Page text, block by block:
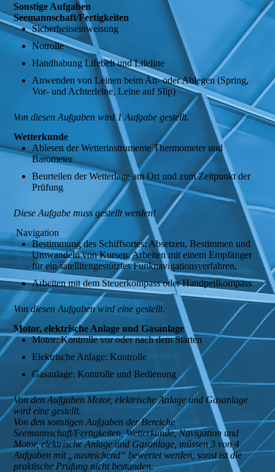
Sonstige Aufgaben
Seemannschaft/Fertigkeiten
Sicherheitseinweisung
Notrolle
Handhabung Lifebelt und Lifeline
Anwenden von Leinen beim An- oder Ablegen (Spring,
Vor- und Achterleine, Leine auf Slip)
Von diesen Aufgaben wird 1 Aufgabe gestellt.
Wetterkunde
Ablesen der Wetterinstrumente Thermometer und
Barometer
Beurteilen der Wetterlage am Ort und zum Zeitpunkt der
Prüfung
Diese Aufgabe muss gestellt werden!
Navigation
Bestimmung des Schiffsortes; Absetzen, Bestimmen und
Umwandeln von Kursen, Arbeiten mit einem Empfänger
für ein satellitengestütztes Funknavigationsverfahren,
Arbeiten mit dem Steuerkompass oder Handpeilkompass
Von diesen Aufgaben wird eine gestellt.
Motor, elektrische Anlage und Gasanlage
Motor: Kontrolle vor oder nach dem Starten
Elektrische Anlage: Kontrolle
Gasanlage: Kontrolle und Bedienung
Von den Aufgaben Motor, elektrische Anlage und Gasanlage
wird eine gestellt.
Von den sonstigen Aufgaben der Bereiche
Seemannschaft/Fertigkeiten, Wetterkunde, Navigation und
Motor, elektrische Anlage und Gasanlage, müssen 3 von 4
Aufgaben mit „ausreichend“ bewertet werden, sonst ist die
praktische Prüfung nicht bestanden.